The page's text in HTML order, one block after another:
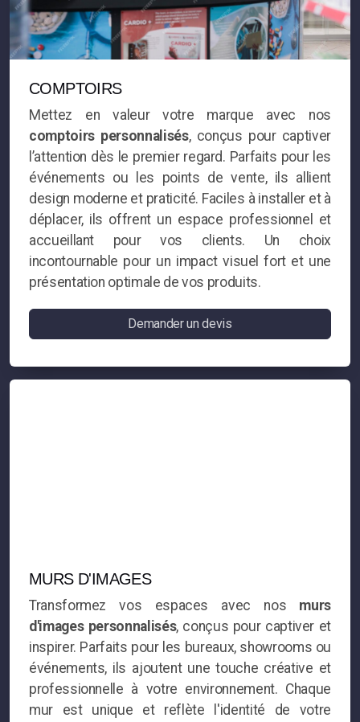
COMPTOIRS
Mettez en valeur votre marque avec nos
comptoirs personnalisés, conçus pour captiver
l’attention dès le premier regard. Parfaits pour les
événements ou les points de vente, ils allient
design moderne et praticité. Faciles à installer et à
déplacer, ils offrent un espace professionnel et
accueillant pour vos clients. Un choix
incontournable pour un impact visuel fort et une
présentation optimale de vos produits.
Demander un devis
MURS D'IMAGES
Transformez vos espaces avec nos murs
d'images personnalisés, conçus pour captiver et
inspirer. Parfaits pour les bureaux, showrooms ou
événements, ils ajoutent une touche créative et
professionnelle à votre environnement. Chaque
mur est unique et reflète l'identité de votre